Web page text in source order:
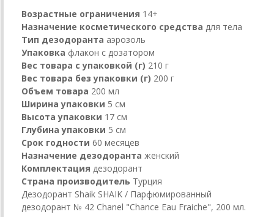
Возрастные ограничения 14+
Назначение косметического средства для тела
Тип дезодоранта аэрозоль
Упаковка флакон с дозатором
Вес товара с упаковкой (г) 210 г
Вес товара без упаковки (г) 200 г
Объем товара 200 мл
Ширина упаковки 5 см
Высота упаковки 17 см
Глубина упаковки 5 см
Срок годности 60 месяцев
Назначение дезодоранта женский
Комплектация дезодорант
Страна производитель Турция
Дезодорант Shaik SHAIK / Парфюмированный
дезодорант № 42 Chanel "Chance Eau Fraiche", 200 мл.